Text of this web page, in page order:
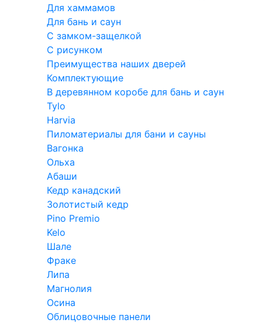
Для хаммамов
Для бань и саун
С замком-защелкой
С рисунком
Преимущества наших дверей
Комплектующие
В деревянном коробе для бань и саун
Tylo
Harvia
Пиломатериалы для бани и сауны
Вагонка
Ольха
Абаши
Кедр канадский
Золотистый кедр
Pino Premio
Kelo
Шале
Фраке
Липа
Магнолия
Осина
Облицовочные панели